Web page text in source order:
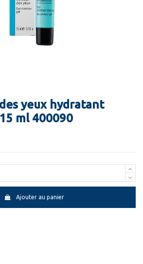
yeux hydratant
ml 400090
Ajouter au panier